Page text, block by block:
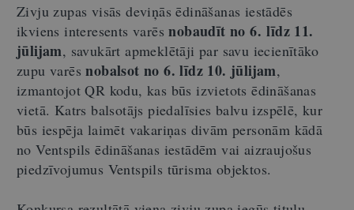
Zivju zupas visās deviņās ēdināšanas iestādēs
ikviens interesents varēsnobaudīt no 6. līdz 11.
jūlijam, savukārt apmeklētāji par savu iecienītāko
zupu varēsnobalsot no 6. līdz 10. jūlijam,
izmantojot QR kodu, kas būs izvietots ēdināšanas
vietā. Katrs balsotājs piedalīsies balvu izspēlē, kur
būs iespēja laimēt vakariņas divām personām kādā
no Ventspils ēdināšanas iestādēm vai aizraujošus
piedzīvojumus Ventspils tūrisma objektos.